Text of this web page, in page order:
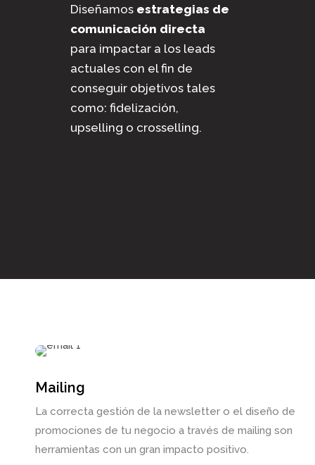
Diseñamos estrategias de
comunicación directa
para impactar a los leads
actuales con el fin de
conseguir objetivos tales
como: fidelización,
upselling o crosselling.
Mailing
La correcta gestión de la newsletter o el diseño de
promociones de tu negocio a través de mailing son
herramientas con un gran impacto positivo.